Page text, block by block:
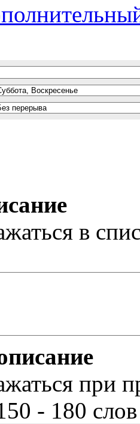
в
при
- 180 слов